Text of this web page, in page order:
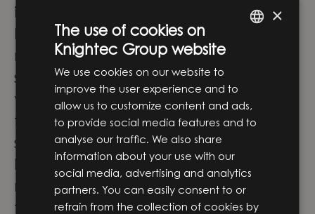
implementering och vidare utveckling.
På Knightec Group samlas människor
med olika perspektiv, erfarenheter och
specialistområden. Tillsammans skapar
vi innovation som gör verklig skillnad –
för företag, människor och samhället i
stort.
För våra medarbetare innebär det stora
möjligheter att vara med och forma
framtidens lösningar genom
×
The use of cookies on
Knightec Group website
We use cookies on our website to
improve the user experience and to
allow us to customize content and ads,
to provide social media features and to
analyse our traffic. We also share
information about your use with our
social media, advertising and analytics
partners. You can easily consent to or
refrain from the collection of cookies by